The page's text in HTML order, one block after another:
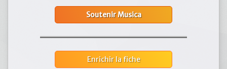
Soutenir Musica
Enrichir la fiche